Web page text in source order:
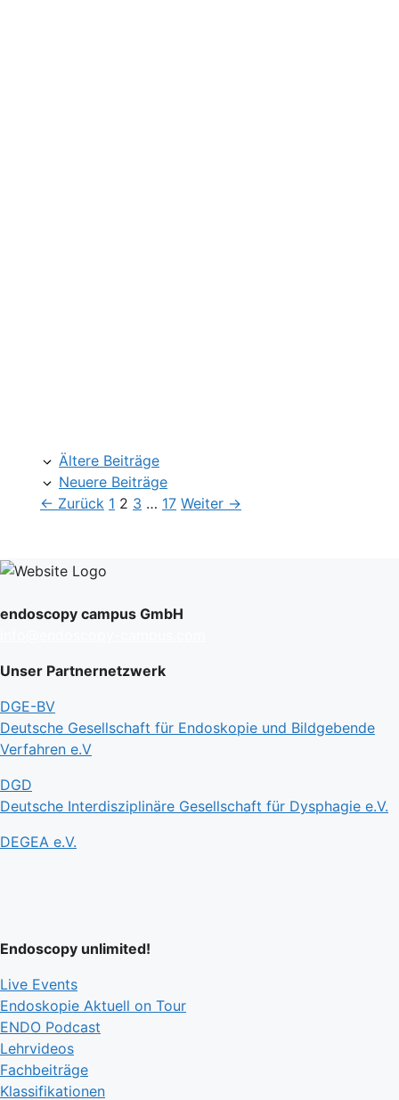
Ältere Beiträge
Neuere Beiträge
← Zurück Seite
1 Seite
2 Seite
3 … Seite
17 Weiter →
endoscopy campus GmbH
Unser Partnernetzwerk
DGE-BV
Deutsche Gesellschaft für Endoskopie und Bildgebende
Verfahren e.V
DGD
Deutsche Interdisziplinäre Gesellschaft für Dysphagie e.V.
DEGEA e.V.
Endoscopy unlimited!
Live Events
Endoskopie Aktuell on Tour
ENDO Podcast
Lehrvideos
Fachbeiträge
Klassifikationen